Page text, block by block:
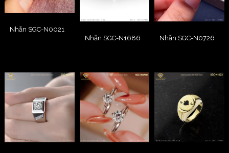
Nhẫn SGC-N0021
Nhẫn SGC-N1686
Nhẫn SGC-N0726